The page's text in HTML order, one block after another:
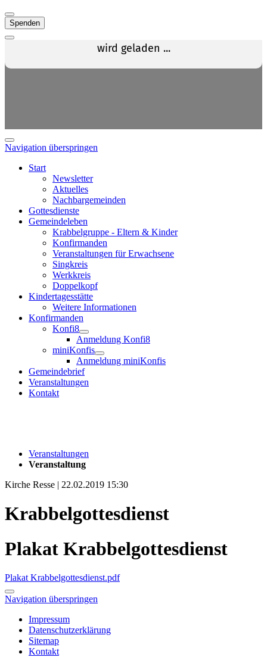
Spenden
Navigation überspringen
Start
Newsletter
Aktuelles
Nachbargemeinden
Gottesdienste
Gemeindeleben
Krabbelgruppe - Eltern & Kinder
Konfirmanden
Veranstaltungen für Erwachsene
Singkreis
Werkkreis
Doppelkopf
Kindertagesstätte
Weitere Informationen
Konfirmanden
Konfi8
Anmeldung Konfi8
miniKonfis
Anmeldung miniKonfis
Gemeindebrief
Veranstaltungen
Kontakt
Veranstaltungen
Veranstaltung
Kirche Resse | 22.02.2019 15:30
Krabbelgottesdienst
Plakat Krabbelgottesdienst
Plakat Krabbelgottesdienst.pdf
Navigation überspringen
Impressum
Datenschutzerklärung
Sitemap
Kontakt